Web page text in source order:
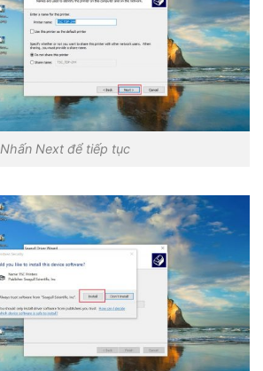
Nhấn Next để tiếp tục